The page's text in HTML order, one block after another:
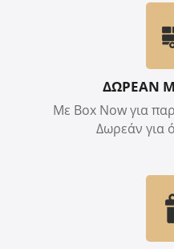
ΔΩΡΕΑΝ
Με Box Now για
Δωρεάν για